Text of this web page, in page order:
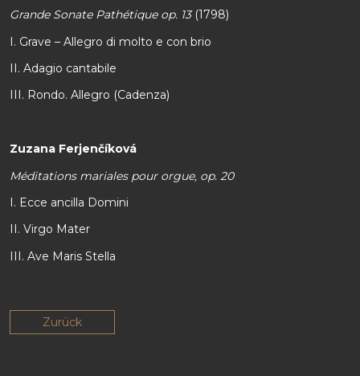
Grande Sonate Pathétique op. 13 (1798)
I. Grave – Allegro di molto e con brio
II. Adagio cantabile
III. Rondo. Allegro (Cadenza)
Zuzana Ferjenčíková
Méditations mariales pour orgue, op. 20
I. Ecce ancilla Domini
II. Virgo Mater
III. Ave Maris Stella
Zurück